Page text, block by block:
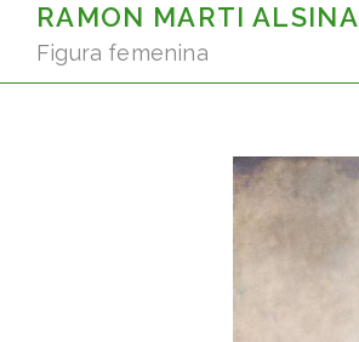
RAMON MARTI ALSINA
Figura femenina